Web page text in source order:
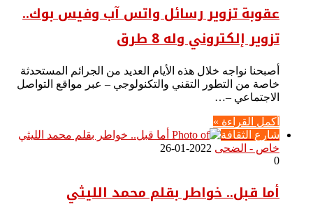
عقوبة تزوير رسائل واتس آب وفيس بوك..
تزوير إلكتروني وله 8 طرق
أصبحنا نواجه خلال هذه الأيام العديد من الجرائم المستحدثة
خاصة من التطور التقني والتكنولوجي – عبر مواقع التواصل
الاجتماعي –…
أكمل القراءة »
شارع الثقافة
خاص - الضحى 2022-01-26
0
أما قبل.. خواطر بقلم محمد الليثي